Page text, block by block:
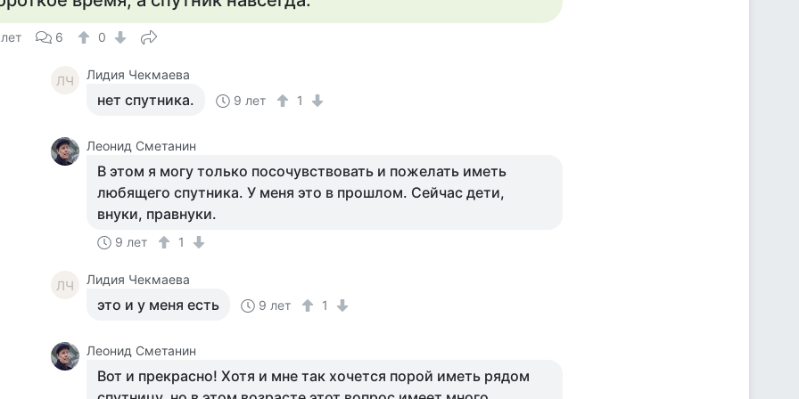
6 0
ЛЧ Лидия Чекмаева
нет спутника. 9 лет 1
Леонид Сметанин
В этом я могу только посочувствовать и пожелать иметь
любящего спутника. У меня это в прошлом. Сейчас дети,
внуки, правнуки.
9 лет 1
ЛЧ Лидия Чекмаева
это и у меня есть 9 лет 1
Леонид Сметанин
Вот и прекрасно! Хотя и мне так хочется порой иметь рядом